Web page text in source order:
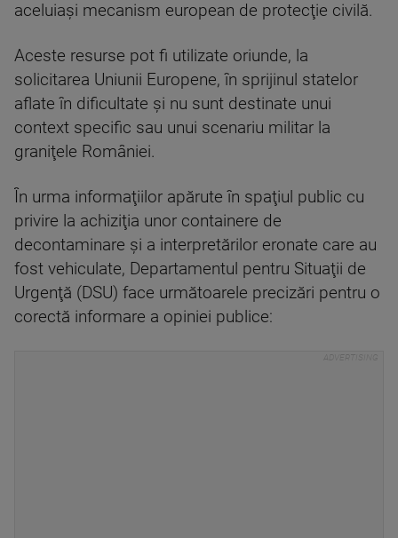
aceluiaşi mecanism european de protecţie civilă.
Aceste resurse pot fi utilizate oriunde, la
solicitarea Uniunii Europene, în sprijinul statelor
aflate în dificultate şi nu sunt destinate unui
context specific sau unui scenariu militar la
graniţele României.
În urma informaţiilor apărute în spaţiul public cu
privire la achiziţia unor containere de
decontaminare şi a interpretărilor eronate care au
fost vehiculate, Departamentul pentru Situaţii de
Urgenţă (DSU) face următoarele precizări pentru o
corectă informare a opiniei publice: